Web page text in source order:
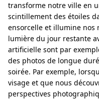
transforme notre ville en
scintillement des étoiles
ensorcelle et illumine nos
lumière du jour restante
artificielle sont par
des photos de longue
soirée. Par exemple,
visage et que nous
perspectives